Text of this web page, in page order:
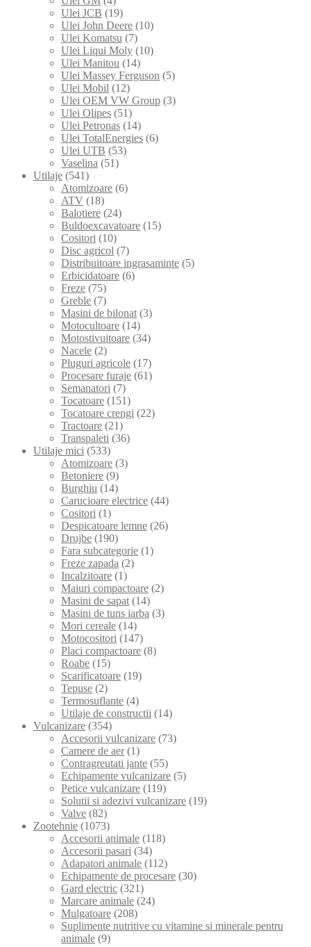
Ulei JCB (19)
Ulei John Deere (10)
Ulei Komatsu (7)
Ulei Liqui Moly (10)
Ulei Manitou (14)
Ulei Massey Ferguson (5)
Ulei Mobil (12)
Ulei OEM VW Group (3)
Ulei Olipes (51)
Ulei Petronas (14)
Ulei TotalEnergies (6)
Ulei UTB (53)
Vaselina (51)
Utilaje (541)
Atomizoare (6)
ATV (18)
Balotiere (24)
Buldoexcavatoare (15)
Cositori (10)
Disc agricol (7)
Distribuitoare ingrasaminte (5)
Erbicidatoare (6)
Freze (75)
Greble (7)
Masini de bilonat (3)
Motocultoare (14)
Motostivuitoare (34)
Nacele (2)
Pluguri agricole (17)
Procesare furaje (61)
Semanatori (7)
Tocatoare (151)
Tocatoare crengi (22)
Tractoare (21)
Transpaleti (36)
Utilaje mici (533)
Atomizoare (3)
Betoniere (9)
Burghiu (14)
Carucioare electrice (44)
Cositori (1)
Despicatoare lemne (26)
Drujbe (190)
Fara subcategorie (1)
Freze zapada (2)
Incalzitoare (1)
Maiuri compactoare (2)
Masini de sapat (14)
Masini de tuns iarba (3)
Mori cereale (14)
Motocositori (147)
Placi compactoare (8)
Roabe (15)
Scarificatoare (19)
Tepuse (2)
Termosuflante (4)
Utilaje de constructii (14)
Vulcanizare (354)
Accesorii vulcanizare (73)
Camere de aer (1)
Contragreutati jante (55)
Echipamente vulcanizare (5)
Petice vulcanizare (119)
Solutii si adezivi vulcanizare (19)
Valve (82)
Zootehnie (1073)
Accesorii animale (118)
Accesorii pasari (34)
Adapatori animale (112)
Echipamente de procesare (30)
Gard electric (321)
Marcare animale (24)
Mulgatoare (208)
Suplimente nutritive cu vitamine si minerale pentru
animale (9)